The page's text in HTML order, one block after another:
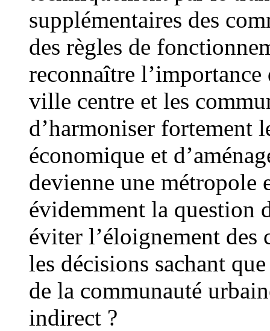
supplémentaires des
des règles de
reconnaître
ville centre et les
d’harmoniser fortement
économique et
devienne une métropole
évidemment la question
éviter l’éloignement des
les décisions sachant
de la communauté
indirect ?